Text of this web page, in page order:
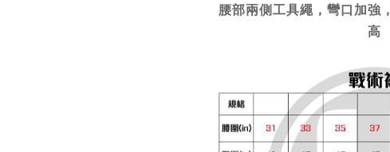
腰部兩側工具繩，彎口加強，
高